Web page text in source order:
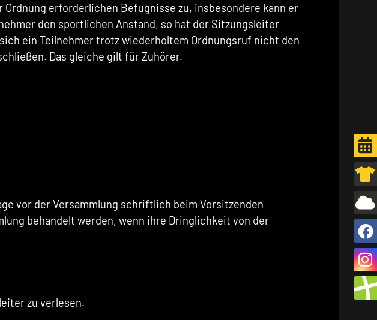
erforderlichen Befugnisse zu, insbesondere kann er
den sportlichen Anstand, so hat der Sitzungsleiter
ein Teilnehmer trotz wiederholtem Ordnungsruf nicht den
Das gleiche gilt für Zuhörer.
vor der Versammlung schriftlich beim Vorsitzenden
behandelt werden, wenn ihre Dringlichkeit von der
zu verlesen.